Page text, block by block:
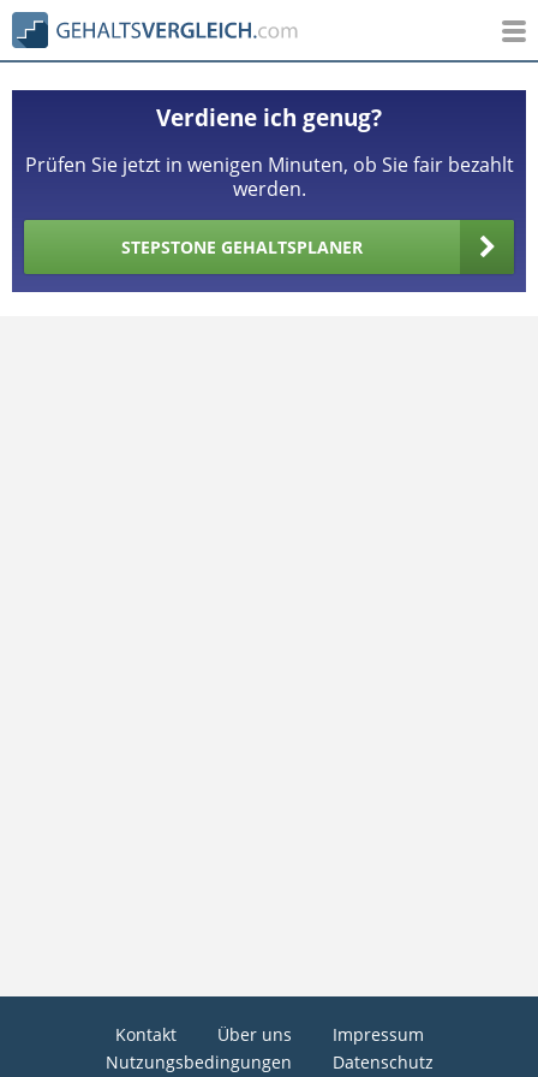
Verdiene ich genug?
Prüfen Sie jetzt in wenigen Minuten, ob Sie fair bezahlt
werden.
STEPSTONE GEHALTSPLANER
Kontakt Über uns
Impressum
Nutzungsbedingungen
Datenschutz